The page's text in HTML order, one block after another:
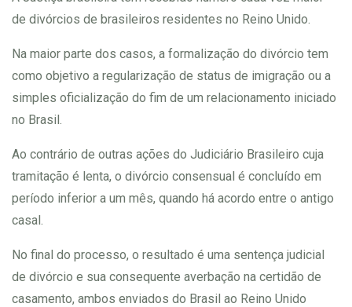
de divórcios de brasileiros residentes no Reino Unido.
​Na maior parte dos casos, a formalização do divórcio tem
como objetivo a regularização de status de imigração ou a
simples oficialização do fim de um relacionamento iniciado
no Brasil.
Ao contrário de outras ações do Judiciário Brasileiro cuja
tramitação é lenta, o divórcio consensual é concluído em
período inferior a um mês, quando há acordo entre o antigo
casal.
No final do processo, o resultado é uma sentença judicial
de divórcio e sua consequente averbação na certidão de
casamento, ambos enviados do Brasil ao Reino Unido